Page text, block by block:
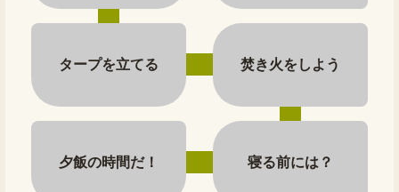
タープを立てる 焚き火をしよう
夕飯の時間だ！ 寝る前には？